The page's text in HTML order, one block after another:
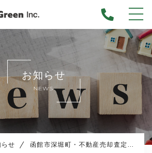
ホーム
当社について
不動産売却について
仲介売却
業者買取
お知らせ
NEWS
せ 函館市深堀町・不動産売却査定のご依頼